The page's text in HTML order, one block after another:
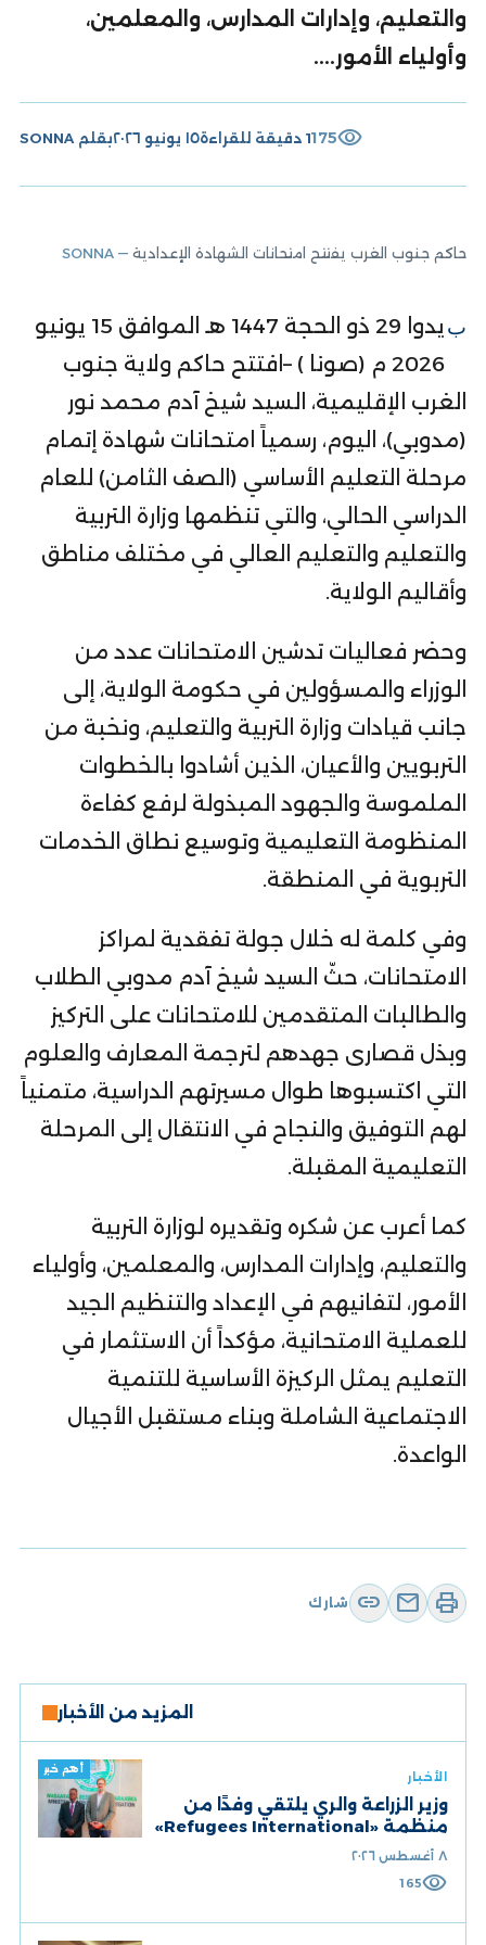
والتعليم، وإدارات المدارس، والمعلمين،
وأولياء الأمور....
بقلم SONNA ١٥ يونيو ٢٠٢٦ 1 دقيقة للقراءة visibility
175
حاكم جنوب الغرب يفتتح امتحانات الشهادة الإعدادية— SONNA
بيدوا 29 ذو الحجة 1447 هـ الموافق 15 يونيو
2026 م (صونا ) –افتتح حاكم ولاية جنوب
الغرب الإقليمية، السيد شيخ آدم محمد نور
(مدوبي)، اليوم، رسمياً امتحانات شهادة إتمام
مرحلة التعليم الأساسي (الصف الثامن) للعام
الدراسي الحالي، والتي تنظمها وزارة التربية
والتعليم والتعليم العالي في مختلف مناطق
وأقاليم الولاية.
وحضر فعاليات تدشين الامتحانات عدد من
الوزراء والمسؤولين في حكومة الولاية، إلى
جانب قيادات وزارة التربية والتعليم، ونخبة من
التربويين والأعيان، الذين أشادوا بالخطوات
الملموسة والجهود المبذولة لرفع كفاءة
المنظومة التعليمية وتوسيع نطاق الخدمات
التربوية في المنطقة.
وفي كلمة له خلال جولة تفقدية لمراكز
الامتحانات، حثّ السيد شيخ آدم مدوبي الطلاب
والطالبات المتقدمين للامتحانات على التركيز
وبذل قصارى جهدهم لترجمة المعارف والعلوم
التي اكتسبوها طوال مسيرتهم الدراسية، متمنياً
لهم التوفيق والنجاح في الانتقال إلى المرحلة
التعليمية المقبلة.
كما أعرب عن شكره وتقديره لوزارة التربية
والتعليم، وإدارات المدارس، والمعلمين، وأولياء
الأمور، لتفانيهم في الإعداد والتنظيم الجيد
للعملية الامتحانية، مؤكداً أن الاستثمار في
التعليم يمثل الركيزة الأساسية للتنمية
الاجتماعية الشاملة وبناء مستقبل الأجيال
الواعدة.
شارك link mail print
المزيد من الأخبار
أهم خبر
الأخبار
وزير الزراعة والري يلتقي وفدًا من
منظمة «Refugees International»
٨ أغسطس ٢٠٢٦
visibility
165